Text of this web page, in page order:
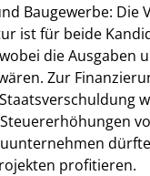
Baugewerbe: Die
ist für beide
die Ausgaben
Zur
profitieren.